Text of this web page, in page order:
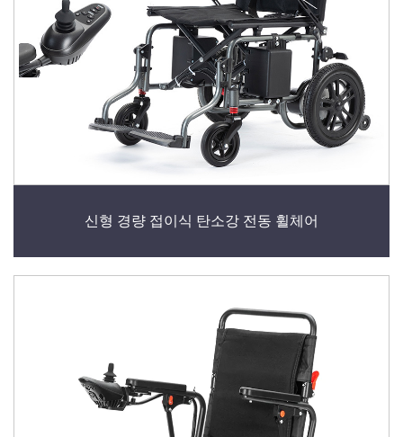
신형 경량 접이식 탄소강 전동 휠체어